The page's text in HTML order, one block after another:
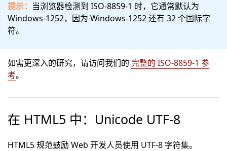
提示： 当浏览器检测到 ISO-8859-1 时，它通常默认为
Windows-1252，因为 Windows-1252 还有 32 个国际字
符。
如需更深入的研究，请访问我们的 完整的 ISO-8859-1 参
考。
在 HTML5 中：Unicode UTF-8
HTML5 规范鼓励 Web 开发人员使用 UTF-8 字符集。